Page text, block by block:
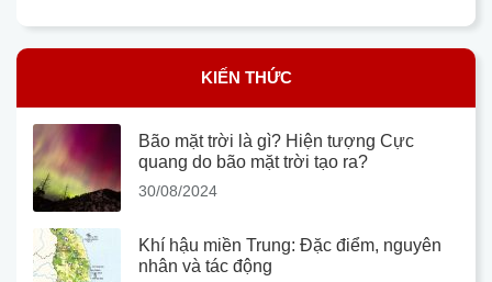
KIẾN THỨC
Bão mặt trời là gì? Hiện tượng Cực
quang do bão mặt trời tạo ra?
30/08/2024
Khí hậu miền Trung: Đặc điểm, nguyên
nhân và tác động